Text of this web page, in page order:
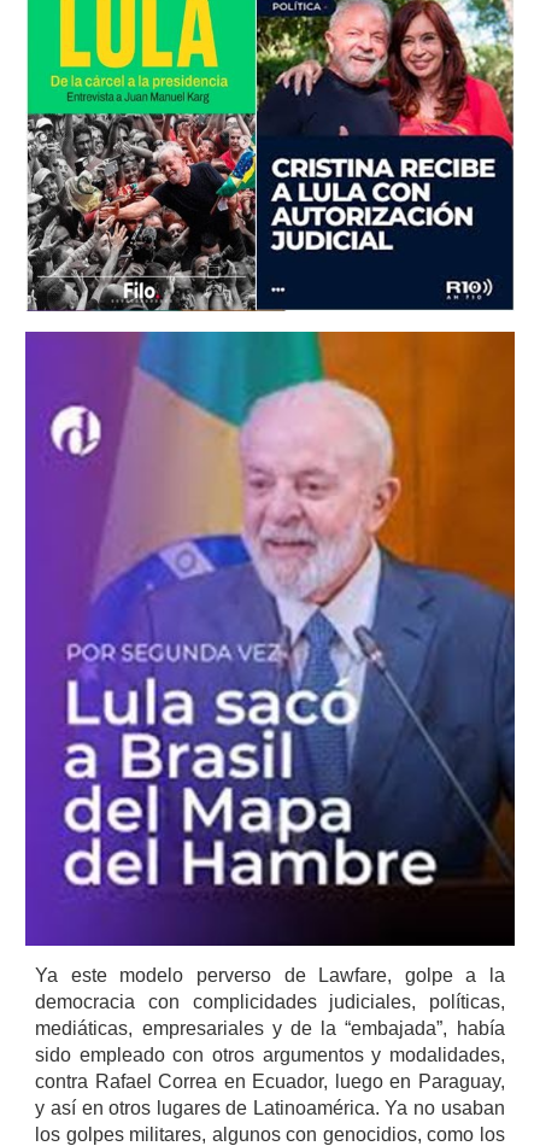
Ya este modelo perverso de Lawfare, golpe a la
democracia con complicidades judiciales, políticas,
mediáticas, empresariales y de la “embajada”, había
sido empleado con otros argumentos y modalidades,
contra Rafael Correa en Ecuador, luego en Paraguay,
y así en otros lugares de Latinoamérica. Ya no usaban
los golpes militares, algunos con genocidios, como los